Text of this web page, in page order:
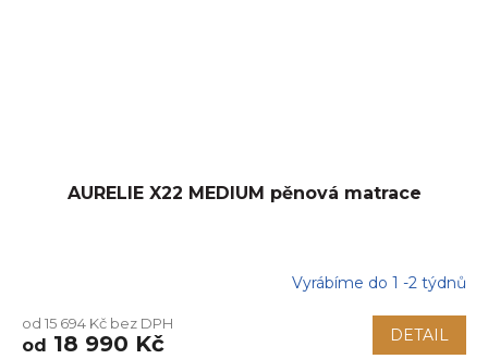
AURELIE X22 MEDIUM pěnová matrace
produktu
je
Vyrábíme do 1 -2 týdnů
od 15 694 Kč bez DPH
od 18 990 Kč DETAIL